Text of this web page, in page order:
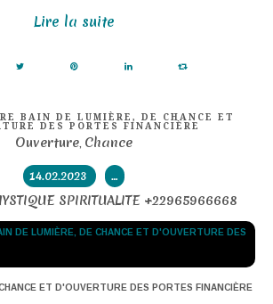
Lire la suite
BAIN DE LUMIÈRE, DE CHANCE ET
DES PORTES FINANCIÈRE
Ouverture Chance
14.02.2023 …
SPIRITUALITE +22965966668
ET D'OUVERTURE DES PORTES FINANCIÈRE